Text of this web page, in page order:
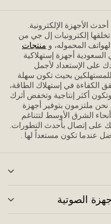
الأجهزة الإلكترونية.
إلكترونيات إل جي من
المحموله، و منتجات
أجهزة إستهلاكية
على الإستعداد ﻷجمل
بحيث تكون سهلة
الكفاءة في إستهلاك الطاقة،
أكثر إنتاجية وتخفض أثرك
ملتزمون بتوفير أجهزة
الشرق الأوسط لتتناغم
على إتصال بأحدث التطورات.
عندما تكون مستعداً لها .
الصوتية